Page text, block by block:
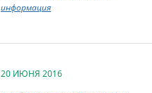
информация
20 ИЮНЯ 2016